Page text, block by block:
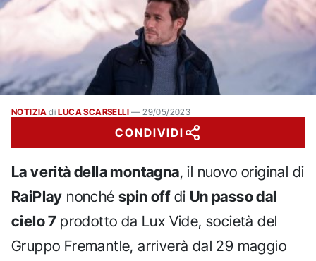
NOTIZIA di LUCA SCARSELLI —29/05/2023
CONDIVIDI
La verità della montagna, il nuovo original di
RaiPlay nonchéspin offdi Un passo dal
cielo 7 prodotto da Lux Vide, società del
Gruppo Fremantle, arriverà dal 29 maggio